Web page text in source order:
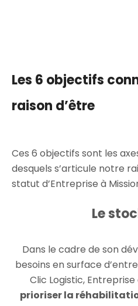
Les 6 objectifs
raison d’être
Ces 6 objectifs sont les
desquels s’articule notre
statut d’Entreprise à
Le
Dans le cadre de son
besoins en surface
Clic Logistic, Entreprise
prioriser la